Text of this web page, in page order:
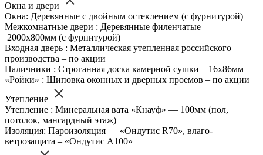
Окна и двери
Окна: Деревянные с двойным остеклением (с фурнитурой)
Межкомнатные двери : Деревянные филенчатые –
2000х800мм (с фурнитурой)
Входная дверь : Металлическая утепленная российского
производства – по акции
Наличники : Строганная доска камерной сушки – 16х86мм
«Ройки» : Шиповка оконных и дверных проемов – по акции
Утепление
Утепление : Минеральная вата «Кнауф» — 100мм (пол,
потолок, мансардный этаж)
Изоляция: Пароизоляция — «Ондутис R70», влаго-
ветрозащита – «Ондутис А100»